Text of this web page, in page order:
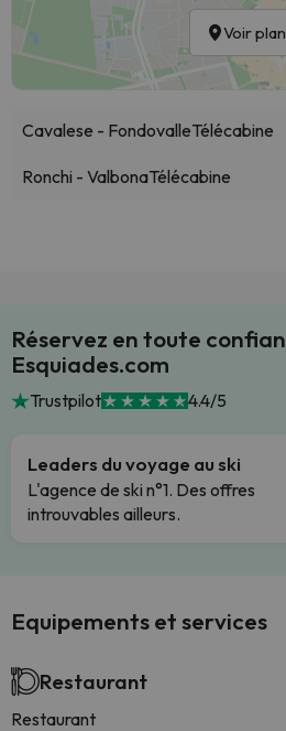
Voir plan
Cavalese - FondovalleTélécabine
Ronchi - ValbonaTélécabine
Réservez en toute
Esquiades.com
Trustpilot 4.4/5
Leaders du voyage au ski
L'agence de ski n°1. Des offres
introuvables ailleurs.
Equipements et services
Restaurant
Restaurant